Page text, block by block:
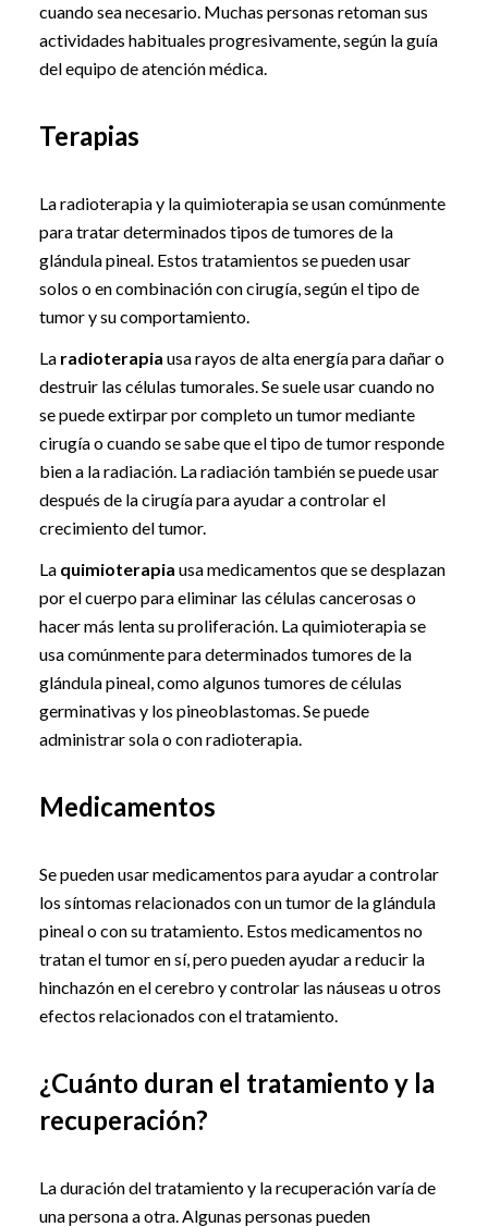
cuando sea necesario. Muchas personas retoman sus
actividades habituales progresivamente, según la guía
del equipo de atención médica.
Terapias
La radioterapia y la quimioterapia se usan comúnmente
para tratar determinados tipos de tumores de la
glándula pineal. Estos tratamientos se pueden usar
solos o en combinación con cirugía, según el tipo de
tumor y su comportamiento.
La radioterapia usa rayos de alta energía para dañar o
destruir las células tumorales. Se suele usar cuando no
se puede extirpar por completo un tumor mediante
cirugía o cuando se sabe que el tipo de tumor responde
bien a la radiación. La radiación también se puede usar
después de la cirugía para ayudar a controlar el
crecimiento del tumor.
La quimioterapia usa medicamentos que se desplazan
por el cuerpo para eliminar las células cancerosas o
hacer más lenta su proliferación. La quimioterapia se
usa comúnmente para determinados tumores de la
glándula pineal, como algunos tumores de células
germinativas y los pineoblastomas. Se puede
administrar sola o con radioterapia.
Medicamentos
Se pueden usar medicamentos para ayudar a controlar
los síntomas relacionados con un tumor de la glándula
pineal o con su tratamiento. Estos medicamentos no
tratan el tumor en sí, pero pueden ayudar a reducir la
hinchazón en el cerebro y controlar las náuseas u otros
efectos relacionados con el tratamiento.
¿Cuánto duran el tratamiento y la
recuperación?
La duración del tratamiento y la recuperación varía de
una persona a otra. Algunas personas pueden